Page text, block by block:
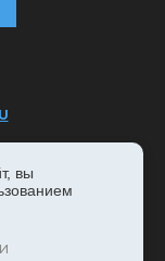
Д. 8А, С. 1.
ЗАЩИЩЕНЫ
вы